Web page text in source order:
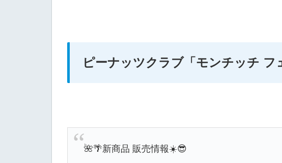
ピーナッツクラブ「モンチッチ フ
🌺🌴新商品 販売情報☀️😎